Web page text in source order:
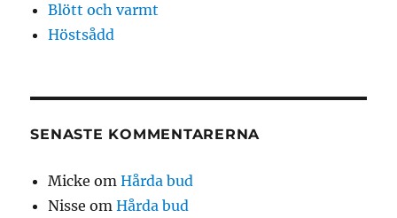
Blött och varmt
Höstsådd
SENASTE KOMMENTARERNA
Micke omHårda bud
Nisse omHårda bud